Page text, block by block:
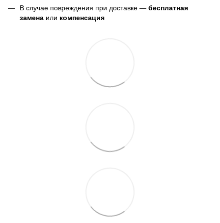
В случае повреждения при доставке — бесплатная
замена или компенсация